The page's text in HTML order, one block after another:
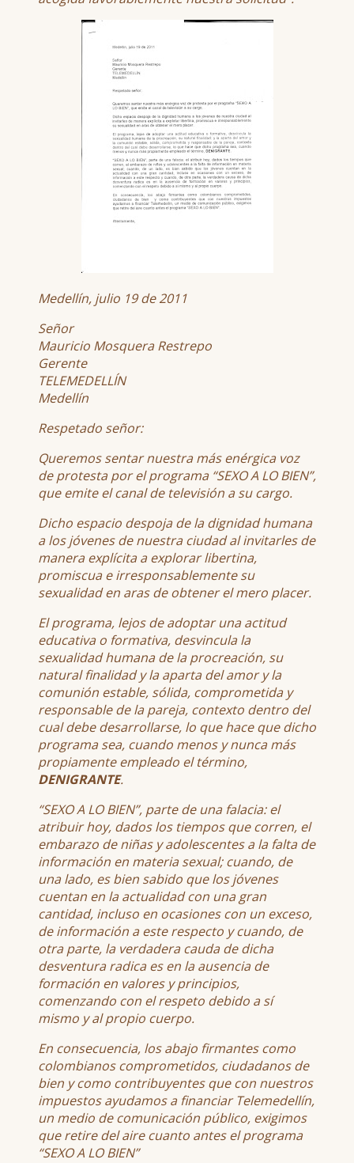
Medellín, julio 19 de 2011
Señor
Mauricio Mosquera Restrepo
Gerente
TELEMEDELLÍN
Medellín
Respetado señor:
Queremos sentar nuestra más enérgica voz
de protesta por el programa “SEXO A LO BIEN”,
que emite el canal de televisión a su cargo.
Dicho espacio despoja de la dignidad humana
a los jóvenes de nuestra ciudad al invitarles de
manera explícita a explorar libertina,
promiscua e irresponsablemente su
sexualidad en aras de obtener el mero placer.
El programa, lejos de adoptar una actitud
educativa o formativa, desvincula la
sexualidad humana de la procreación, su
natural finalidad y la aparta del amor y la
comunión estable, sólida, comprometida y
responsable de la pareja, contexto dentro del
cual debe desarrollarse, lo que hace que dicho
programa sea, cuando menos y nunca más
propiamente empleado el término,
DENIGRANTE.
“SEXO A LO BIEN”, parte de una falacia: el
atribuir hoy, dados los tiempos que corren, el
embarazo de niñas y adolescentes a la falta de
información en materia sexual; cuando, de
una lado, es bien sabido que los jóvenes
cuentan en la actualidad con una gran
cantidad, incluso en ocasiones con un exceso,
de información a este respecto y cuando, de
otra parte, la verdadera cauda de dicha
desventura radica es en la ausencia de
formación en valores y principios,
comenzando con el respeto debido a sí
mismo y al propio cuerpo.
En consecuencia, los abajo firmantes como
colombianos comprometidos, ciudadanos de
bien y como contribuyentes que con nuestros
impuestos ayudamos a financiar Telemedellín,
un medio de comunicación público, exigimos
que retire del aire cuanto antes el programa
“SEXO A LO BIEN”